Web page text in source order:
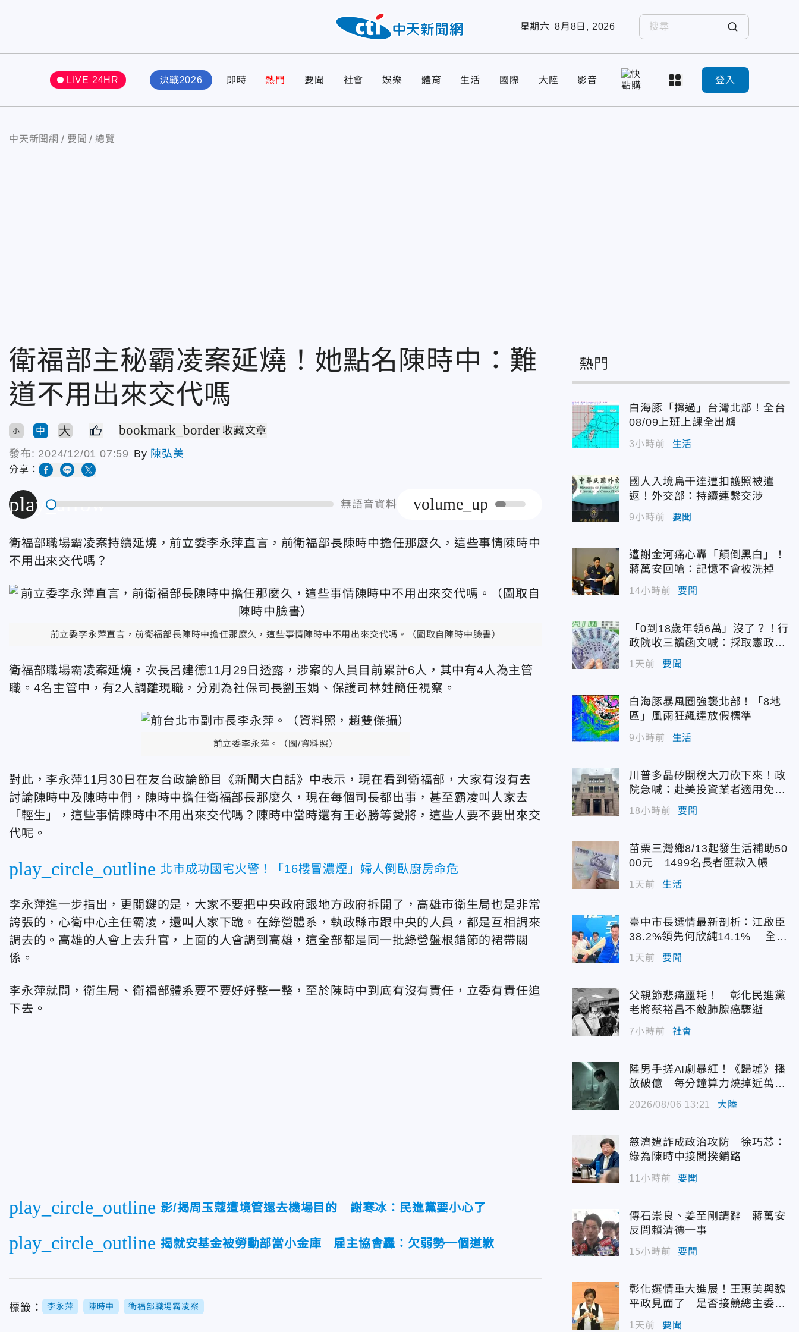
星期六 8月8日, 2026
LIVE 24HR 決戰2026 即時 熱門 要聞 社會 娛樂 體育 生活 國際 大陸 影音 登入
中天新聞網 要聞 總覽
衛福部主秘霸凌案延燒！她點名陳時中：難
道不用出來交代嗎
小 中 大 bookmark_border 收藏文章
發布: 2024/12/01 07:59 By 陳弘美
分享：
play_arrow 無語音資料 volume_up
衛福部職場霸凌案持續延燒，前立委李永萍直言，前衛福部長陳時中擔任那麼久，這些事情陳時中
不用出來交代嗎？
前立委李永萍直言，前衛福部長陳時中擔任那麼久，這些事情陳時中不用出來交代嗎。（圖取自陳時中臉書）
衛福部職場霸凌案延燒，次長呂建德11月29日透露，涉案的人員目前累計6人，其中有4人為主管
職。4名主管中，有2人調離現職，分別為社保司長劉玉娟、保護司林姓簡任視察。
前立委李永萍。（圖/資料照）
對此，李永萍11月30日在友台政論節目《新聞大白話》中表示，現在看到衛福部，大家有沒有去
討論陳時中及陳時中們，陳時中擔任衛福部長那麼久，現在每個司長都出事，甚至霸凌叫人家去
「輕生」，這些事情陳時中不用出來交代嗎？陳時中當時還有王必勝等愛將，這些人要不要出來交
代呢。
play_circle_outline 北市成功國宅火警！「16樓冒濃煙」婦人倒臥廚房命危
李永萍進一步指出，更關鍵的是，大家不要把中央政府跟地方政府拆開了，高雄市衛生局也是非常
誇張的，心衛中心主任霸凌，還叫人家下跪。在綠營體系，執政縣市跟中央的人員，都是互相調來
調去的。高雄的人會上去升官，上面的人會調到高雄，這全部都是同一批綠營盤根錯節的裙帶關
係。
李永萍就問，衛生局、衛福部體系要不要好好整一整，至於陳時中到底有沒有責任，立委有責任追
下去。
play_circle_outline 影/揭周玉蔻遭境管還去機場目的 謝寒冰：民進黨要小心了
play_circle_outline 揭就安基金被勞動部當小金庫 雇主協會轟：欠弱勢一個道歉
標籤： 李永萍 陳時中 衛福部職場霸凌案
熱門
白海豚「擦過」台灣北部！全台
08/09上班上課全出爐
3小時前 生活
國人入境烏干達遭扣護照被遣
返！外交部：持續連繫交涉
9小時前 要聞
遭謝金河痛心轟「顛倒黑白」！
蔣萬安回嗆：記憶不會被洗掉
14小時前 要聞
「0到18歲年領6萬」沒了？！行
政院收三讀函文喊：採取憲政作
1天前 要聞
白海豚暴風圈強襲北部！「8地
區」風雨狂飆達放假標準
9小時前 生活
川普多晶矽關稅大刀砍下來！政
院急喊：赴美投資業者適用免稅
配額
18小時前 要聞
苗栗三灣鄉8/13起發生活補助50
00元 1499名長者匯款入帳
1天前 生活
臺中市長選情最新剖析：江啟臣
38.2%領先何欣純14.1% 全世
代支持度全面居首
1天前 要聞
父親節悲痛噩耗！ 彰化民進黨
老將蔡裕昌不敵肺腺癌驟逝
7小時前 社會
陸男手搓AI劇暴紅！《歸墟》播
放破億 每分鐘算力燒掉近萬台
2026/08/06 13:21 大陸
慈濟遭詐成政治攻防 徐巧芯：
綠為陳時中接閣揆鋪路
11小時前 要聞
傳石崇良、姜至剛請辭 蔣萬安
反問賴清德一事
15小時前 要聞
彰化選情重大進展！王惠美與魏
平政見面了 是否接競總主委態
度曝光
1天前 要聞